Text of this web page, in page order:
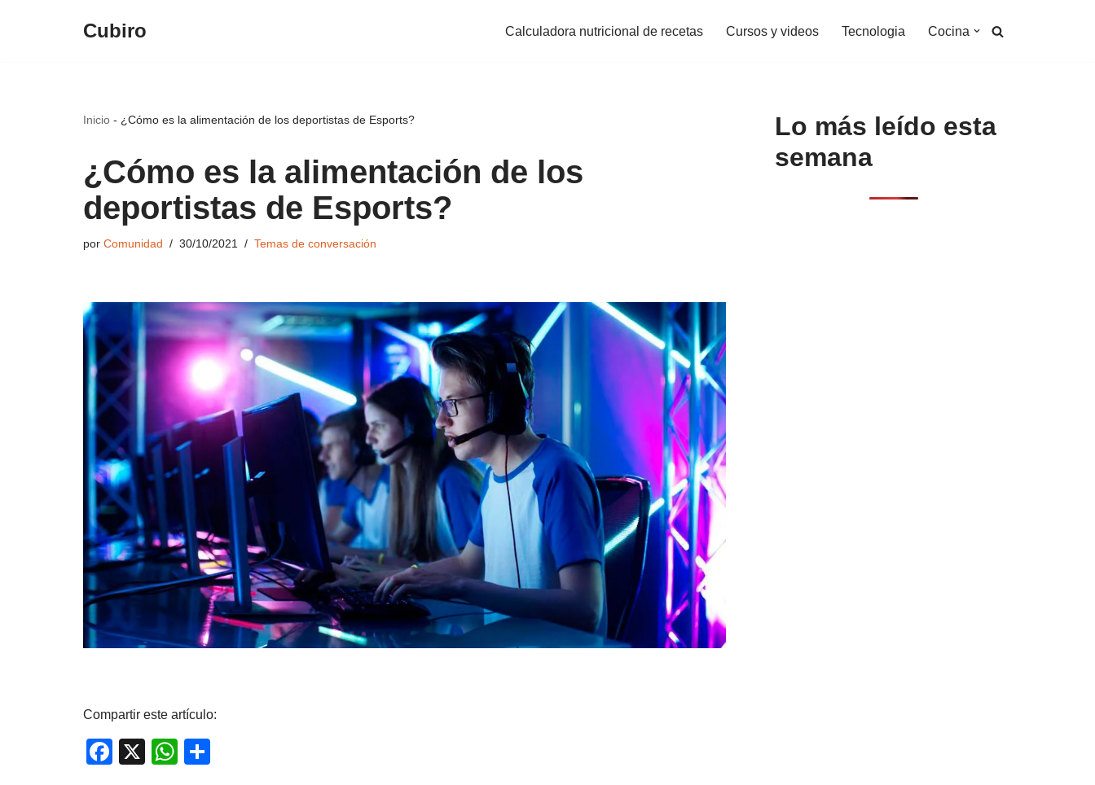
Cubiro Calculadora nutricional de recetas Cursos y videos Tecnologia Cocina
Inicio - ¿Cómo es la alimentación de los deportistas de Esports?
¿Cómo es la alimentación de los
deportistas de Esports?
por Comunidad 30/10/2021 Temas de conversación
Compartir este artículo:
F
X
W
Lo más leído esta
semana